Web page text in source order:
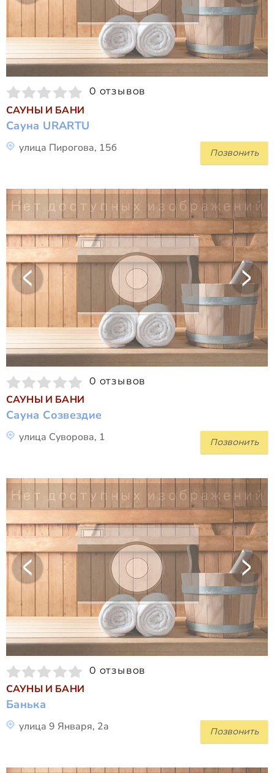
0 отзывов
САУНЫ И БАНИ
Сауна URARTU
Позвонить
улица Пирогова, 15б
0 отзывов
САУНЫ И БАНИ
Сауна Созвездие
Позвонить
улица Суворова, 1
0 отзывов
САУНЫ И БАНИ
Банька
Позвонить
улица 9 Января, 2а